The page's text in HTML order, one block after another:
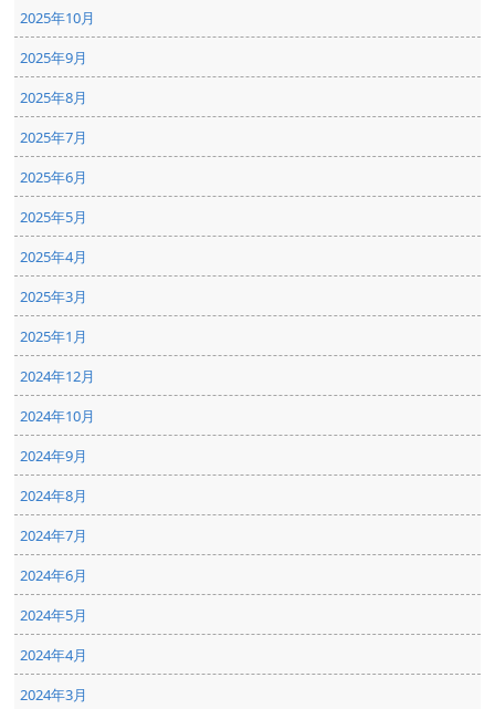
2025年10月
2025年9月
2025年8月
2025年7月
2025年6月
2025年5月
2025年4月
2025年3月
2025年1月
2024年12月
2024年10月
2024年9月
2024年8月
2024年7月
2024年6月
2024年5月
2024年4月
2024年3月